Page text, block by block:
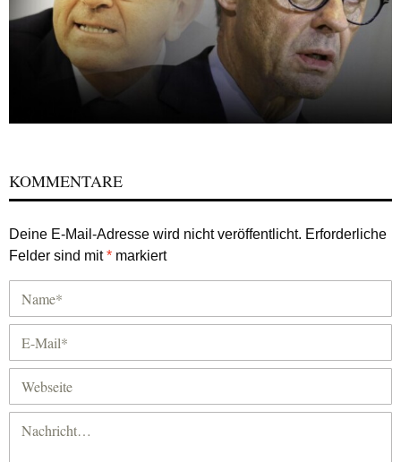
KOMMENTARE
Deine E-Mail-Adresse wird nicht veröffentlicht. Erforderliche
Felder sind mit* markiert